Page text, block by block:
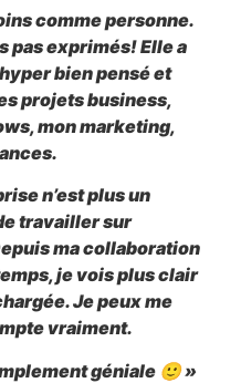
comme personne.
pas exprimés! Elle a
bien pensé et
projets business,
mon marketing,
n’est plus un
travailler sur
ma collaboration
je vois plus clair
Je peux me
vraiment.
géniale 🙂 »